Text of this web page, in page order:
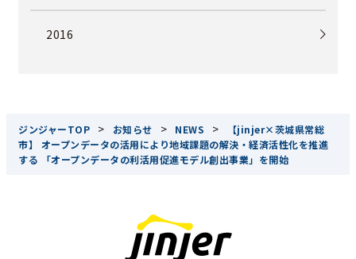
2016
ジンジャーTOP > お知らせ > NEWS >
【jinjer×茨城県常総
市】 オープンデータの活用により地域課題の解決・経済活性化を推進
する 「オープンデータの利活用促進モデル創出事業」を開始